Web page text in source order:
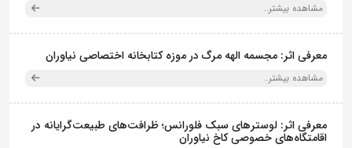
مشاهده بیشتر..
معرفی اثر: مجسمه الهه مرگ در موزه کتابخانه اختصاصی نیاوران
مشاهده بیشتر..
معرفی اثر: لوسترهای سبک فلورانس؛ ظرافت‌های طبیعت‌گرایانه در
اقامتگاه‌های خصوصی کاخ نیاوران